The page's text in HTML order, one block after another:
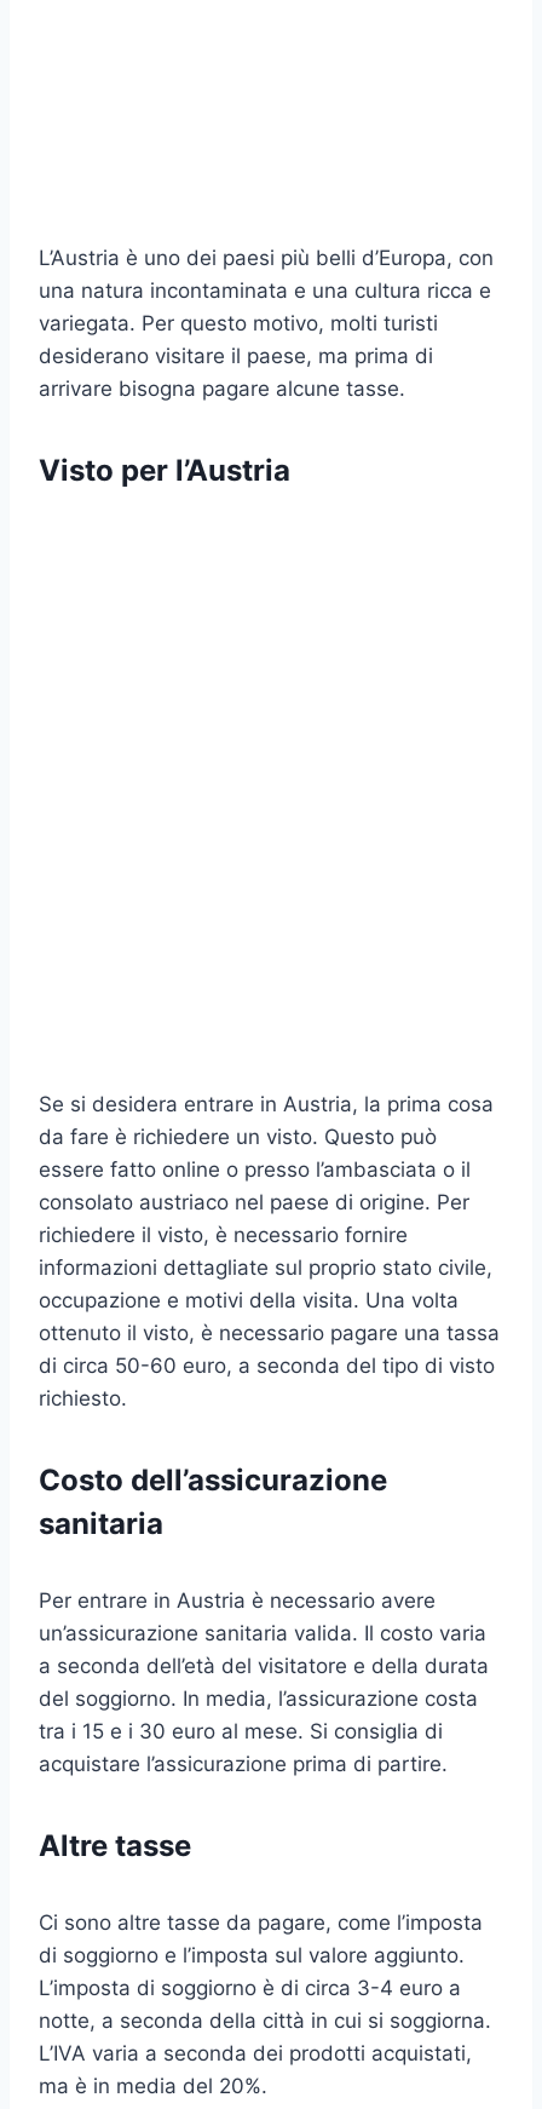
L’Austria è uno dei paesi più belli d’Europa, con
una natura incontaminata e una cultura ricca e
variegata. Per questo motivo, molti turisti
desiderano visitare il paese, ma prima di
arrivare bisogna pagare alcune tasse.
Visto per l’Austria
Se si desidera entrare in Austria, la prima cosa
da fare è richiedere un visto. Questo può
essere fatto online o presso l’ambasciata o il
consolato austriaco nel paese di origine. Per
richiedere il visto, è necessario fornire
informazioni dettagliate sul proprio stato civile,
occupazione e motivi della visita. Una volta
ottenuto il visto, è necessario pagare una tassa
di circa 50-60 euro, a seconda del tipo di visto
richiesto.
Costo dell’assicurazione
sanitaria
Per entrare in Austria è necessario avere
un’assicurazione sanitaria valida. Il costo varia
a seconda dell’età del visitatore e della durata
del soggiorno. In media, l’assicurazione costa
tra i 15 e i 30 euro al mese. Si consiglia di
acquistare l’assicurazione prima di partire.
Altre tasse
Ci sono altre tasse da pagare, come l’imposta
di soggiorno e l’imposta sul valore aggiunto.
L’imposta di soggiorno è di circa 3-4 euro a
notte, a seconda della città in cui si soggiorna.
L’IVA varia a seconda dei prodotti acquistati,
ma è in media del 20%.